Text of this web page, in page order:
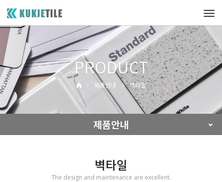
PRODUCT
제품안내 벽타일
제품안내
벽타일
The design and maintenance are excellent.